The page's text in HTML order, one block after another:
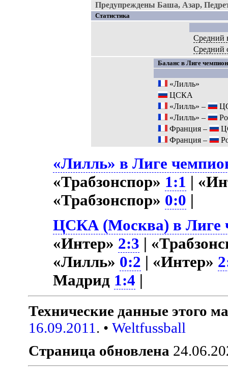
Предупреждены Баша, Азар,
Статистика
Средний
Средний
Баланс в Лиге
«Лилль»
ЦСКА
«Лилль» –
«Лилль» –
Франция –
Франция –
«Лилль» в Лиге
«Трабзонспор» 1:1 |
«Трабзонспор» 0:0 |
ЦСКА (Москва) в Лиге
«Интер» 2:3 |
«Лилль» 0:2 | «Интер»
Мадрид 1:4 |
Технические данные этого
16.09.2011 . •Weltfussball
Страница обновлена